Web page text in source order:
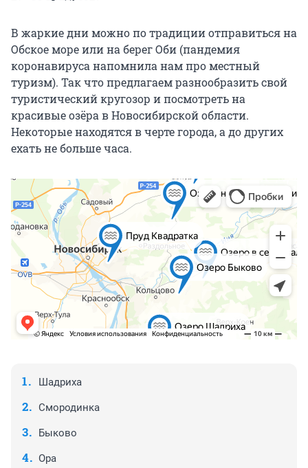
В жаркие дни можно по традиции отправиться на
Обское море или на берег Оби (пандемия
коронавируса напомнила нам про местный
туризм). Так что предлагаем разнообразить свой
туристический кругозор и посмотреть на
красивые озёра в Новосибирской области.
Некоторые находятся в черте города, а до других
ехать не больше часа.
Шадриха
Смородинка
Быково
Ора